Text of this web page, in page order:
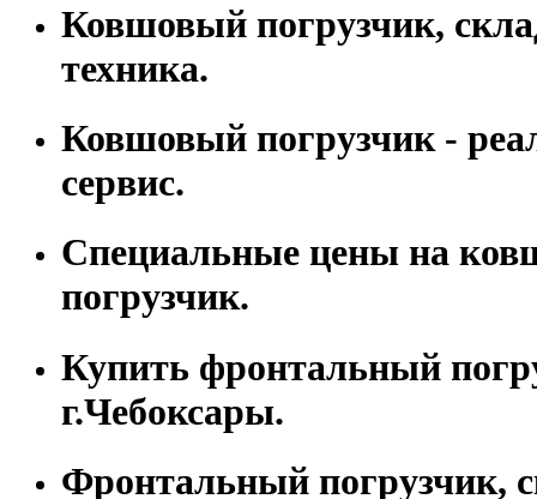
Ковшовый погрузчик,
техника.
Ковшовый погрузчик -
сервис.
Специальные цены на
погрузчик.
Купить фронтальный
г.Чебоксары.
Фронтальный погрузчик,